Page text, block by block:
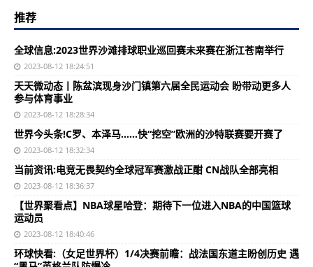
推荐
全球信息:2023世界沙滩排球职业巡回赛未来赛在浙江苍南举行
2023-08-12 18:24:51
天天微动态丨陈盆滨现身沙门镇第六届全民运动会 盼带动更多人
参与体育事业
2023-08-12 18:28:34
世界今头条!C罗、本泽马……快“挖空”欧洲的沙特联赛要开赛了
2023-08-12 18:32:34
当前资讯:电竞无畏契约全球冠军赛激战正酣 CN战队全部亮相
2023-08-12 18:36:37
【世界聚看点】NBA球星哈登：期待下一位进入NBA的中国篮球
运动员
2023-08-12 18:40:46
环球快看:（女足世界杯）1/4决赛前瞻：战法国东道主盼创历史 遇